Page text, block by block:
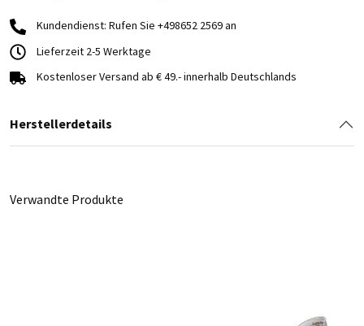
Kundendienst: Rufen Sie +498652 2569 an
Lieferzeit 2-5 Werktage
Kostenloser Versand ab € 49.- innerhalb Deutschlands
Herstellerdetails
Verwandte Produkte